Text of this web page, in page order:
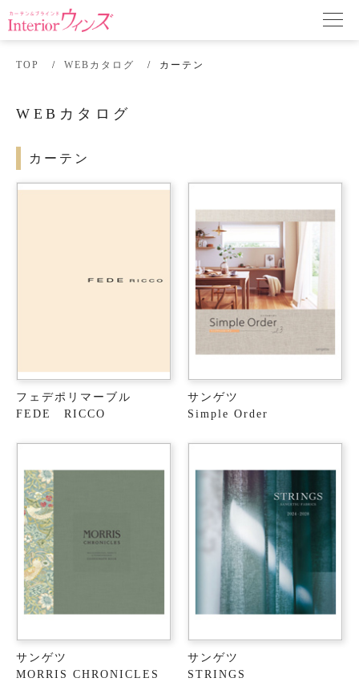
TOP WEBカタログ カーテン
WEBカタログ
カーテン
フェデポリマーブル
FEDE RICCO
サンゲツ
Simple Order
サンゲツ
MORRIS CHRONICLES
サンゲツ
STRINGS